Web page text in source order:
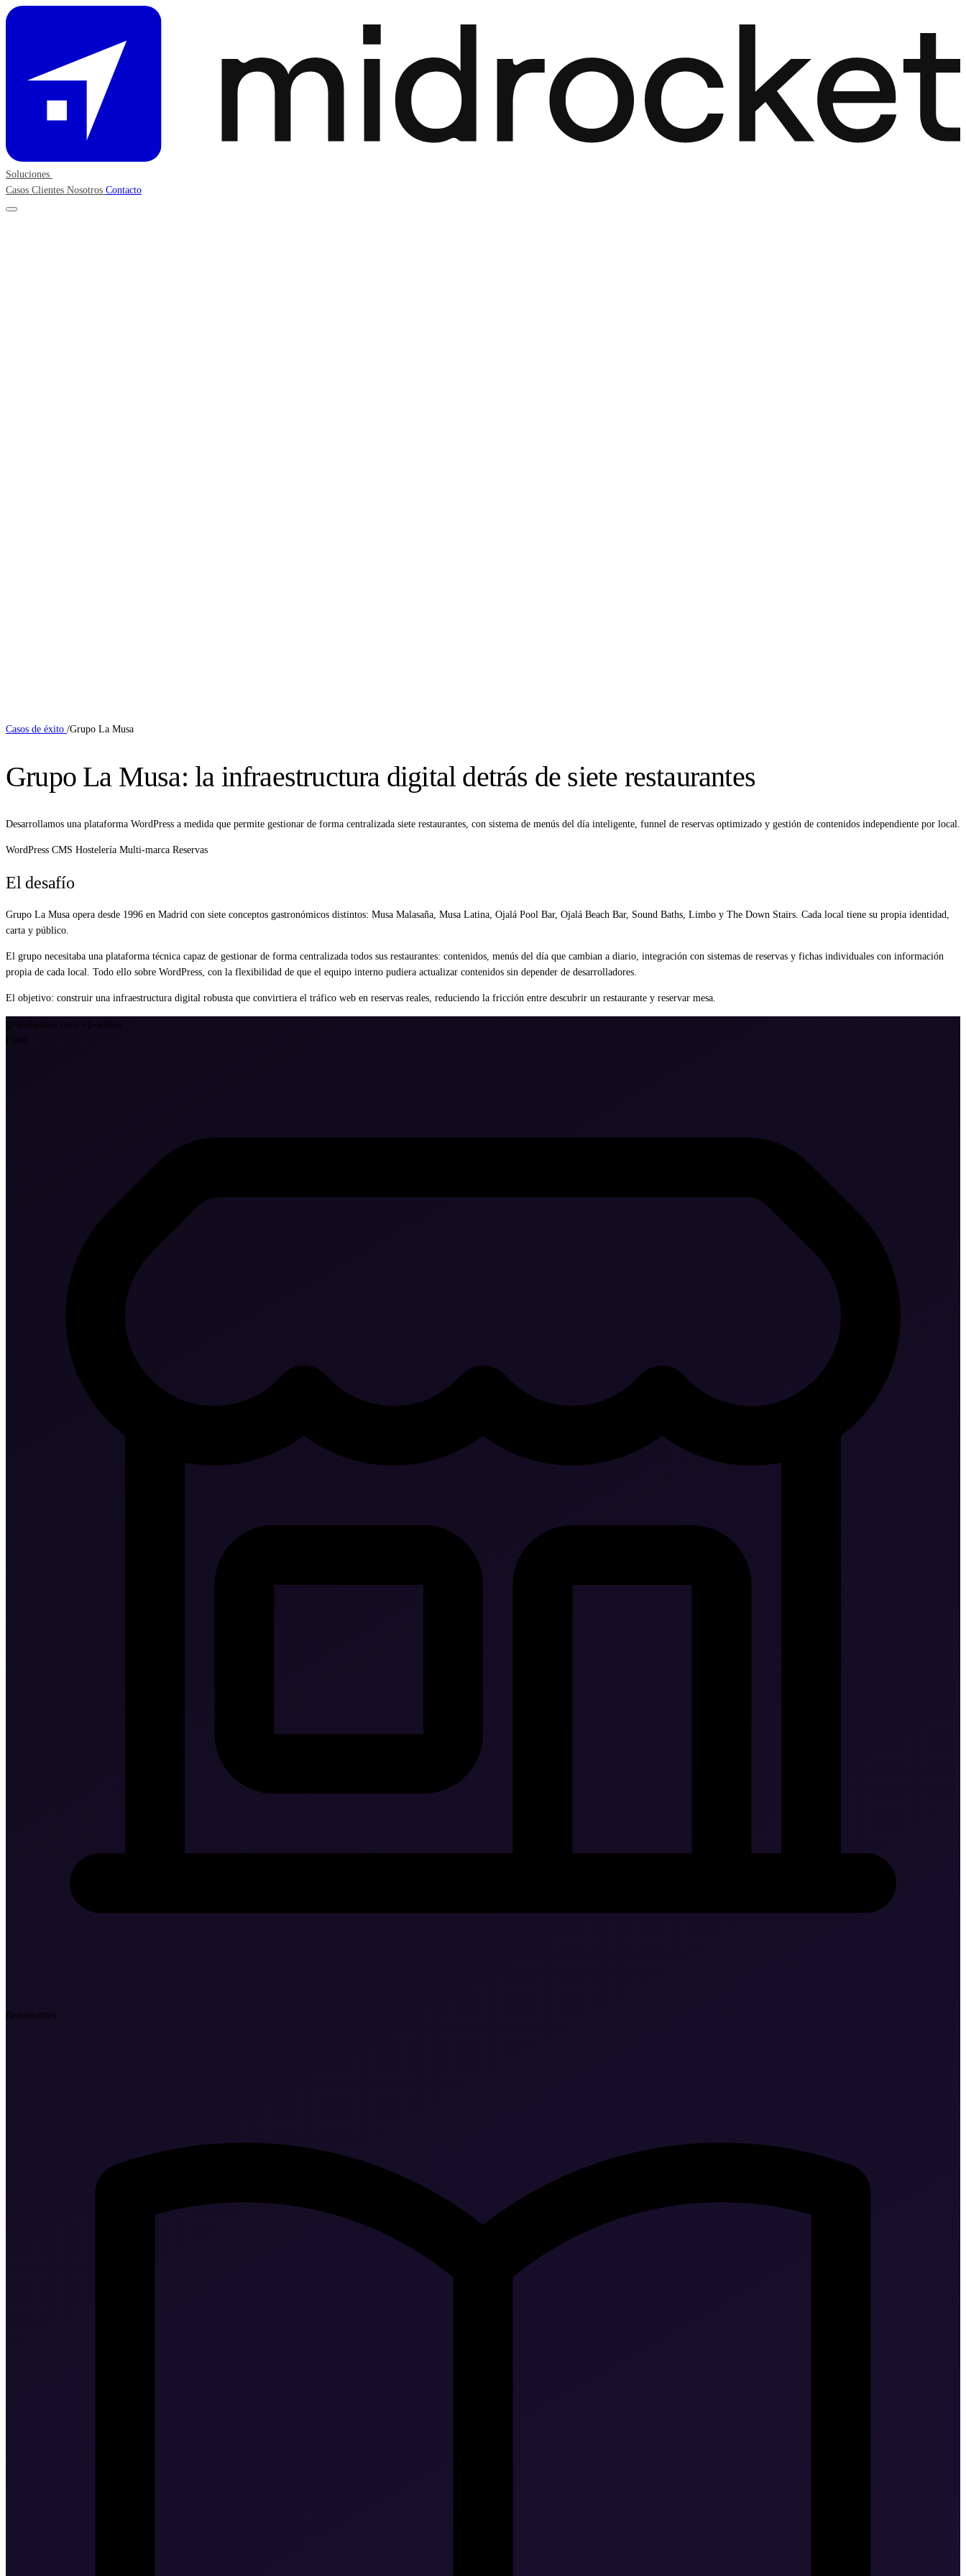
Soluciones
Casos Clientes Nosotros Contacto
Casos de éxito /Grupo La Musa
Grupo La Musa: la infraestructura digital detrás de siete restaurantes
Desarrollamos una plataforma WordPress a medida que permite gestionar de forma centralizada siete restaurantes, con sistema de menús del día inteligente, funnel de reservas optimizado y gestión de contenidos independiente por local.
WordPress CMS Hostelería Multi-marca Reservas
El desafío
Grupo La Musa opera desde 1996 en Madrid con siete conceptos gastronómicos distintos: Musa Malasaña, Musa Latina, Ojalá Pool Bar, Ojalá Beach Bar, Sound Baths, Limbo y The Down Stairs. Cada local tiene su propia identidad,
carta y público.
El grupo necesitaba una plataforma técnica capaz de gestionar de forma centralizada todos sus restaurantes: contenidos, menús del día que cambian a diario, integración con sistemas de reservas y fichas individuales con información
propia de cada local. Todo ello sobre WordPress, con la flexibilidad de que el equipo interno pudiera actualizar contenidos sin depender de desarrolladores.
El objetivo: construir una infraestructura digital robusta que convirtiera el tráfico web en reservas reales, reduciendo la fricción entre descubrir un restaurante y reservar mesa.
grupolamusa.com/wp-admin
Panel
Restaurantes